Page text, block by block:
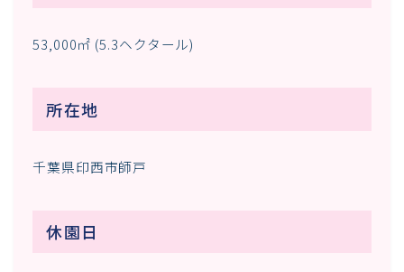
53,000㎡ (5.3ヘクタール)
所在地
千葉県印西市師戸
休園日